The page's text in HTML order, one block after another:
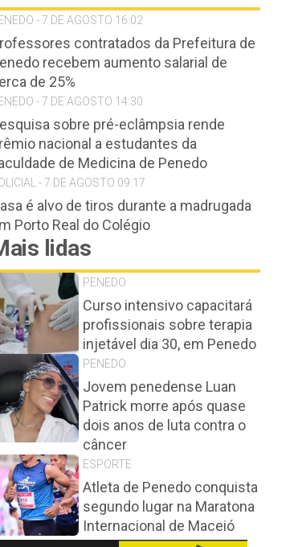
- 7 DE AGOSTO 16:02
contratados da Prefeitura de
recebem aumento salarial de
de 25%
- 7 DE AGOSTO 14:30
sobre pré-eclâmpsia rende
nacional a estudantes da
de Medicina de Penedo
- 7 DE AGOSTO 09:17
é alvo de tiros durante a madrugada
Porto Real do Colégio
lidas
PENEDO
Curso intensivo capacitará
profissionais sobre terapia
injetável dia 30, em Penedo
PENEDO
Jovem penedense Luan
Patrick morre após quase
dois anos de luta contra o
câncer
ESPORTE
Atleta de Penedo conquista
segundo lugar na Maratona
Internacional de Maceió